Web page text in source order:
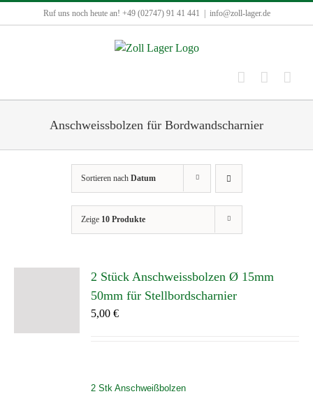
Inhalt
Ruf uns noch heute an! +49 (02747) 91 41 441 info@zoll-lager.de
Anschweissbolzen für Bordwandscharnier
Sortieren nach Datum
Zeige 10 Produkte
2 Stück Anschweissbolzen Ø 15mm
50mm für Stellbordscharnier
5,00€
2 Stk Anschweißbolzen